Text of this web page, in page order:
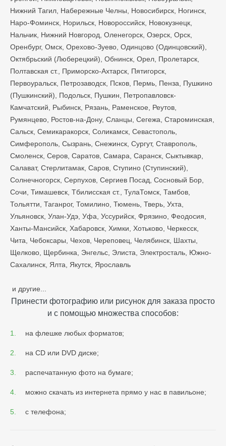
Нижний Тагил, Набережные Челны, Новосибирск, Ногинск,
Наро-Фоминск, Норильск, Новороссийск, Новокузнецк,
Нальчик, Нижний Новгород, Оленегорск, Озерск, Орск,
Оренбург, Омск, Орехово-Зуево, Одинцово (Одинцовский),
Октябрьский (Люберецкий), Обнинск, Орел, Пролетарск,
Полтавская ст., Приморско-Ахтарск, Пятигорск,
Первоуральск, Петрозаводск, Псков, Пермь, Пенза, Пушкино
(Пушкинский), Подольск, Пушкин, Петропавловск-
Камчатский, Рыбинск, Рязань, Раменское, Реутов,
Румянцево, Ростов-на-Дону, Сланцы, Сегежа, Староминская,
Сальск, Семикаракорск, Соликамск, Севастополь,
Симферополь, Сызрань, Снежинск, Сургут, Ставрополь,
Смоленск, Серов, Саратов, Самара, Саранск, Сыктывкар,
Салават, Стерлитамак, Саров, Ступино (Ступинский),
Солнечногорск, Серпухов, Сергиев Посад, Сосновый Бор,
Сочи, Тимашевск, Тбилисская ст., ТулаТомск, Тамбов,
Тольятти, Таганрог, Томилино, Тюмень, Тверь, Ухта,
Ульяновск, Улан-Удэ, Уфа, Уссурийск, Фрязино, Феодосия,
Ханты-Мансийск, Хабаровск, Химки, Хотьково, Черкесск,
Чита, Чебоксары, Чехов, Череповец, Челябинск, Шахты,
Щелково, Щербинка, Энгельс, Элиста, Электросталь, Южно-
Сахалинск, Ялта, Якутск, Ярославль
и другие...
Принести фотографию или рисунок для заказа просто
и с помощью множества способов:
на флешке любых форматов;
на CD или DVD диске;
распечатанную фото на бумаге;
можно скачать из интернета прямо у нас в павильоне;
с телефона;